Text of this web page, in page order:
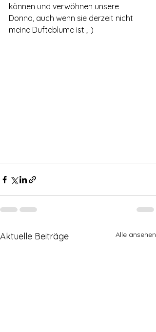
können und verwöhnen unsere
Donna, auch wenn sie derzeit nicht
meine Dufteblume ist ;-)
Aktuelle Beiträge Alle ansehen